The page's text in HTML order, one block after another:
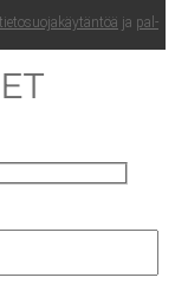
tie­to­suo­ja­käy­tän­töä ja pal­